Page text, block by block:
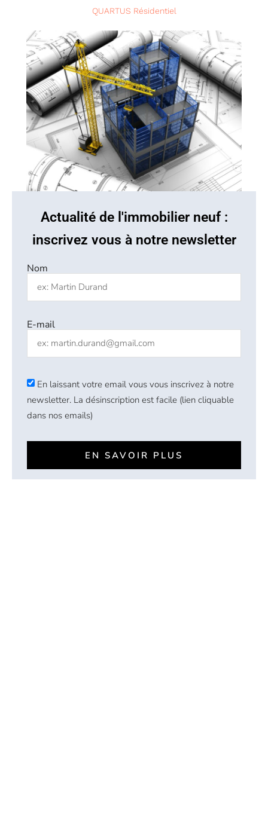
QUARTUS Résidentiel
Actualité de l'immobilier neuf :
inscrivez vous à notre newsletter
Nom
E-mail
En laissant votre email vous vous inscrivez à notre
newsletter. La désinscription est facile (lien cliquable
dans nos emails)
EN SAVOIR PLUS